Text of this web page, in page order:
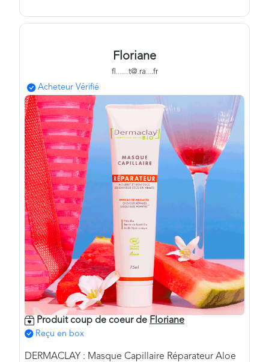
Floriane
fl .......t@.ra....fr
Acheteur Vérifié
Produit coup de coeur de Floriane
Reçu en box
DERMACLAY : Masque Capillaire Réparateur Aloe